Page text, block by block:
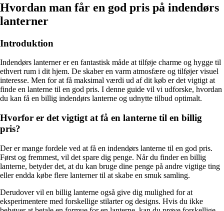
Hvordan man får en god pris på indendørs
lanterner
Introduktion
Indendørs lanterner er en fantastisk måde at tilføje charme og hygge til
ethvert rum i dit hjem. De skaber en varm atmosfære og tilføjer visuel
interesse. Men for at få maksimal værdi ud af dit køb er det vigtigt at
finde en lanterne til en god pris. I denne guide vil vi udforske, hvordan
du kan få en billig indendørs lanterne og udnytte tilbud optimalt.
Hvorfor er det vigtigt at få en lanterne til en billig
pris?
Der er mange fordele ved at få en indendørs lanterne til en god pris.
Først og fremmest, vil det spare dig penge. Når du finder en billig
lanterne, betyder det, at du kan bruge dine penge på andre vigtige ting
eller endda købe flere lanterner til at skabe en smuk samling.
Derudover vil en billig lanterne også give dig mulighed for at
eksperimentere med forskellige stilarter og designs. Hvis du ikke